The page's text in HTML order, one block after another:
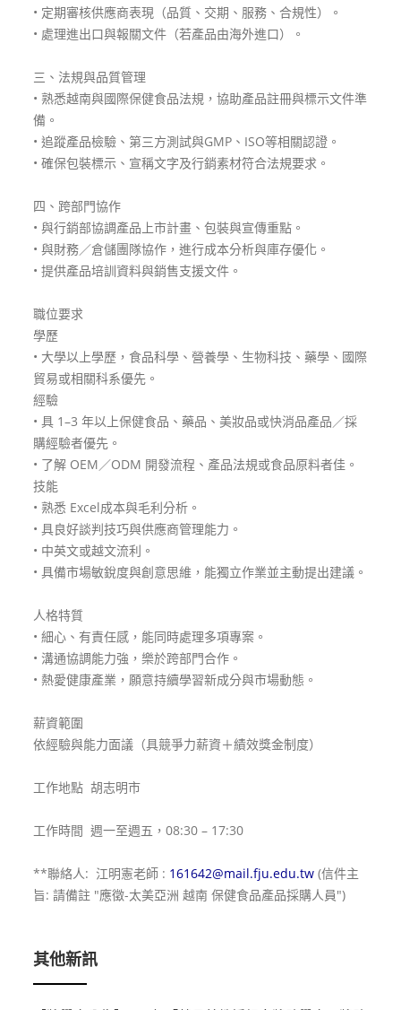
• 定期審核供應商表現（品質、交期、服務、合規性）。
• 處理進出口與報關文件（若產品由海外進口）。
三、法規與品質管理
• 熟悉越南與國際保健食品法規，協助產品註冊與標示文件準
備。
• 追蹤產品檢驗、第三方測試與GMP、ISO等相關認證。
• 確保包裝標示、宣稱文字及行銷素材符合法規要求。
四、跨部門協作
• 與行銷部協調產品上市計畫、包裝與宣傳重點。
• 與財務／倉儲團隊協作，進行成本分析與庫存優化。
• 提供產品培訓資料與銷售支援文件。
職位要求
學歷
• 大學以上學歷，食品科學、營養學、生物科技、藥學、國際
貿易或相關科系優先。
經驗
• 具 1–3 年以上保健食品、藥品、美妝品或快消品產品／採
購經驗者優先。
• 了解 OEM／ODM 開發流程、產品法規或食品原料者佳。
技能
• 熟悉 Excel成本與毛利分析。
• 具良好談判技巧與供應商管理能力。
• 中英文或越文流利。
• 具備市場敏銳度與創意思維，能獨立作業並主動提出建議。
人格特質
• 細心、有責任感，能同時處理多項專案。
• 溝通協調能力強，樂於跨部門合作。
• 熱愛健康產業，願意持續學習新成分與市場動態。
薪資範圍
依經驗與能力面議（具競爭力薪資＋績效獎金制度）
工作地點 胡志明市
工作時間 週一至週五，08:30 – 17:30
**聯絡人: 江明憲老師 : 161642@mail.fju.edu.tw (信件主
旨: 請備註 "應徵-太美亞洲 越南 保健食品產品採購人員")
其他新訊